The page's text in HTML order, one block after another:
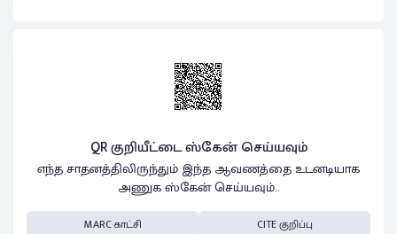
QR குறியீட்டை ஸ்கேன் செய்யவும்
எந்த சாதனத்திலிருந்தும் இந்த ஆவணத்தை உடனடியாக
அணுக ஸ்கேன் செய்யவும்..
MARC காட்சி CITE குறிப்பு